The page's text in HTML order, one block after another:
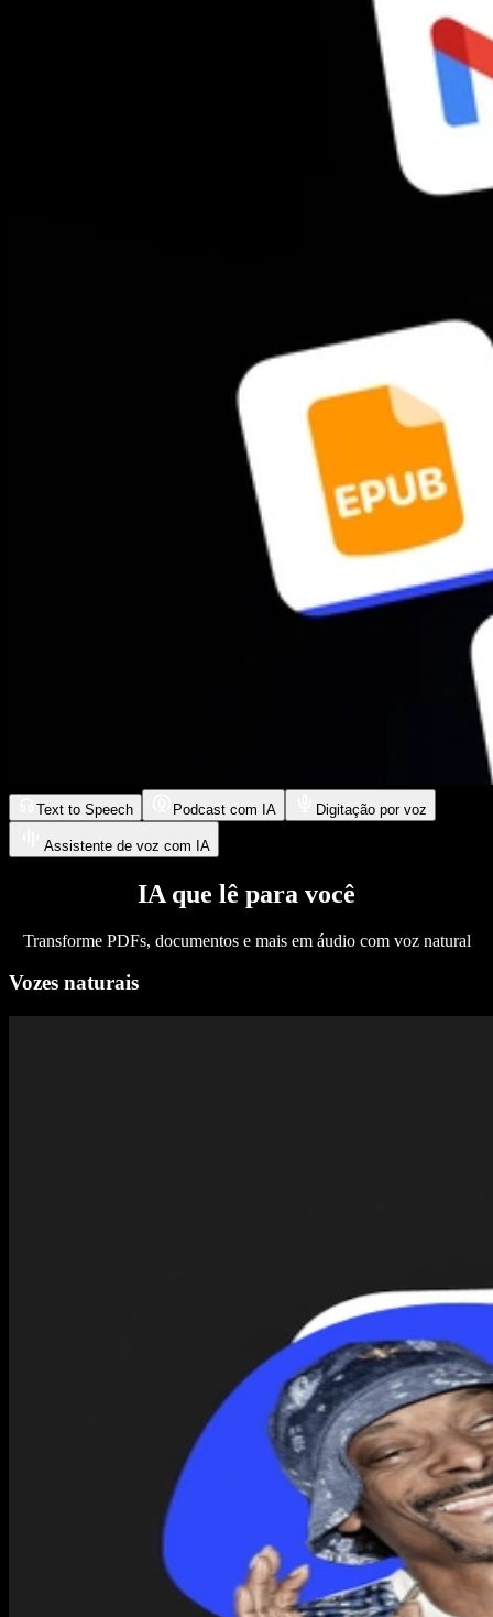
Text to Speech Podcast com IA Digitação por voz
Assistente de voz com IA
IA que lê para você
Transforme PDFs, documentos e mais em áudio com voz natural
Vozes naturais